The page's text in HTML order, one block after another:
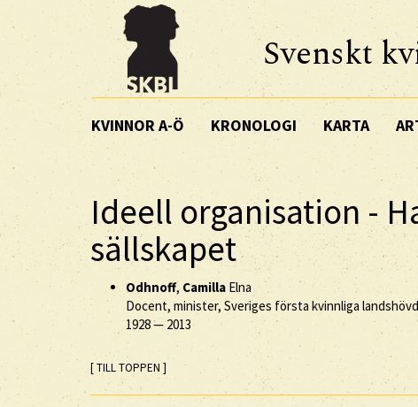
Svenskt
KVINNOR A-Ö KRONOLOGI KARTA
Ideell organisation -
sällskapet
Odhnoff, Camilla Elna
Docent, minister, Sveriges första kvinnliga
1928— 2013
[ TILL TOPPEN ]